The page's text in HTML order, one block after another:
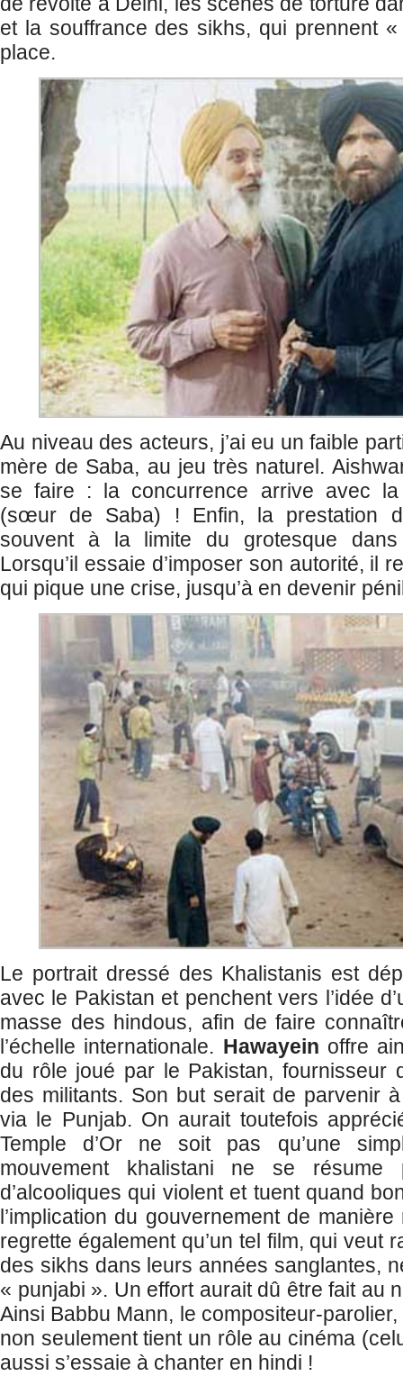
et la souffrance des sikhs, qui prennent
place.
Au niveau des acteurs, j’ai eu un faible
mère de Saba, au jeu très naturel.
se faire : la concurrence arrive avec la
(sœur de Saba) ! Enfin, la prestation
souvent à la limite du grotesque
Lorsqu’il essaie d’imposer son autorité, il
qui pique une crise, jusqu’à en devenir
Le portrait dressé des Khalistanis est
avec le Pakistan et penchent vers l’idée
masse des hindous, afin de faire
l’échelle internationale. Hawayein offre
du rôle joué par le Pakistan, fournisseur
des militants. Son but serait de parvenir
via le Punjab. On aurait toutefois
Temple d’Or ne soit pas qu’une
mouvement khalistani ne se
d’alcooliques qui violent et tuent quand
l’implication du gouvernement de
regrette également qu’un tel film, qui veut
des sikhs dans leurs années sanglantes,
« punjabi ». Un effort aurait dû être fait au
Ainsi Babbu Mann, le compositeur-
non seulement tient un rôle au cinéma
aussi s’essaie à chanter en hindi !